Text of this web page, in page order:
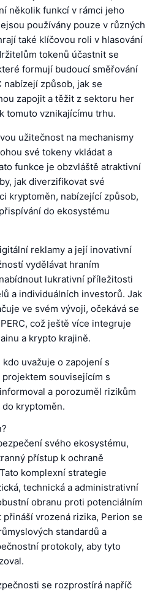
několik funkcí v rámci jeho
používány pouze v různých
také klíčovou roli v hlasování
tokenů účastnit se
formují budoucí směřování
nabízejí způsob, jak se
zapojit a těžit z sektoru her
tomuto vznikajícímu trhu.
užitečnost na mechanismy
své tokeny vkládat a
funkce je obzvláště atraktivní
jak diverzifikovat své
kryptoměn, nabízející způsob,
do ekosystému
reklamy a její inovativní
vydělávat hraním
lukrativní příležitosti
a individuálních investorů. Jak
ve svém vývoji, očekává se
což ještě více integruje
a krypto krajině.
uvažuje o zapojení s
souvisejícím s
a porozuměl rizikům
kryptoměn.
svého ekosystému,
přístup k ochraně
komplexní strategie
technická a administrativní
obranu proti potenciálním
vrozená rizika, Perion se
standardů a
protokoly, aby tyto
se rozprostírá napříč